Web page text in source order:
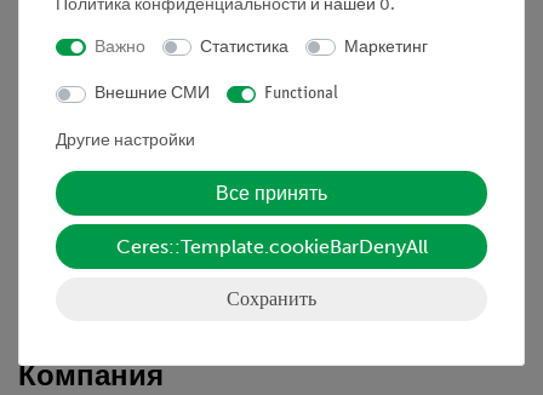
Контактное лицо
Условия сотрудничества
Вводные данные
Обслуживание
Краткий обзор услуг
Скачать
Каталоги
Компания
Политика конфиденциальности и нашей 0.
Важно Статистика Маркетинг
Внешние СМИ Functional
Другие настройки
Все принять
Ceres::Template.cookieBarDenyAll
Сохранить